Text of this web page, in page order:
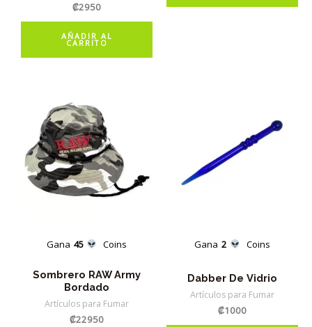
₡2950
AÑADIR AL
CARRITO
Gana 45 Coins
Sombrero RAW Army
Bordado
Artículos para Fumar
₡22950
Gana 2 Coins
Dabber De Vidrio
Artículos para Fumar
₡1000